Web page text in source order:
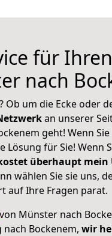
für
nach
Ob um die Ecke oder
an unserer
geht! Wenn
Lösung für Sie! Wenn
überhaupt mein
wählen Sie sie uns,
auf Ihre Fragen parat.
von Münster nach
Bockenem, wir